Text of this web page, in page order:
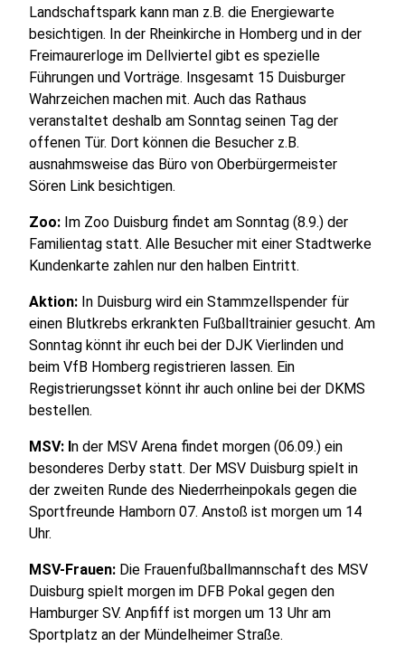
Landschaftspark kann man z.B. die Energiewarte
besichtigen. In der Rheinkirche in Homberg und in der
Freimaurerloge im Dellviertel gibt es spezielle
Führungen und Vorträge. Insgesamt 15 Duisburger
Wahrzeichen machen mit. Auch das Rathaus
veranstaltet deshalb am Sonntag seinen Tag der
offenen Tür. Dort können die Besucher z.B.
ausnahmsweise das Büro von Oberbürgermeister
Sören Link besichtigen.
Zoo: Im Zoo Duisburg findet am Sonntag (8.9.) der
Familientag statt. Alle Besucher mit einer Stadtwerke
Kundenkarte zahlen nur den halben Eintritt.
Aktion: In Duisburg wird ein Stammzellspender für
einen Blutkrebs erkrankten Fußballtrainier gesucht. Am
Sonntag könnt ihr euch bei der DJK Vierlinden und
beim VfB Homberg registrieren lassen. Ein
Registrierungsset könnt ihr auch online bei der DKMS
bestellen.
MSV: In der MSV Arena findet morgen (06.09.) ein
besonderes Derby statt. Der MSV Duisburg spielt in
der zweiten Runde des Niederrheinpokals gegen die
Sportfreunde Hamborn 07. Anstoß ist morgen um 14
Uhr.
MSV-Frauen: Die Frauenfußballmannschaft des MSV
Duisburg spielt morgen im DFB Pokal gegen den
Hamburger SV. Anpfiff ist morgen um 13 Uhr am
Sportplatz an der Mündelheimer Straße.